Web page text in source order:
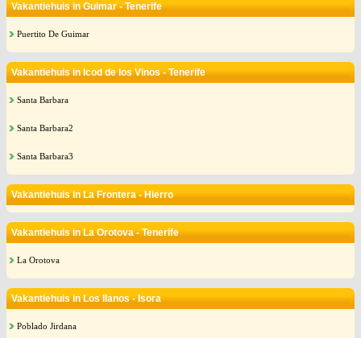
Vakantiehuis in Guimar - Tenerife
Puertito De Guimar
Vakantiehuis in Icod de los Vinos - Tenerife
Santa Barbara
Santa Barbara2
Santa Barbara3
Vakantiehuis in La Frontera - Hierro
Vakantiehuis in La Orotova - Tenerife
La Orotova
Vakantiehuis in Los llanos - Isora
Poblado Jirdana